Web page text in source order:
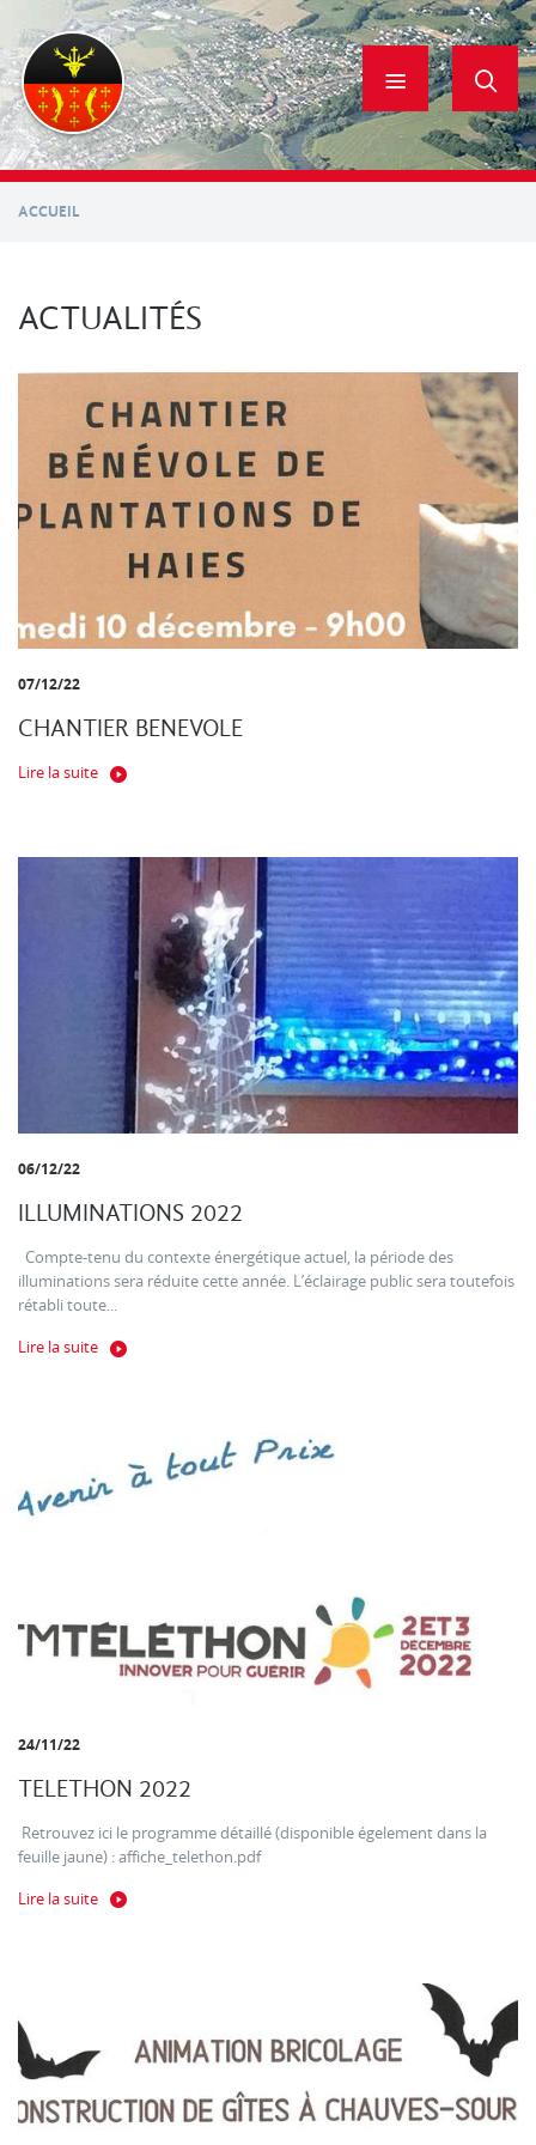
contenu
principal
ACCUEIL
ACTUALITÉS
07/12/22
CHANTIER BENEVOLE
Lire la suite
06/12/22
ILLUMINATIONS 2022
Compte-tenu du contexte énergétique actuel, la période des
illuminations sera réduite cette année. L’éclairage public sera toutefois
rétabli toute...
Lire la suite
24/11/22
TELETHON 2022
Retrouvez ici le programme détaillé (disponible égelement dans la
feuille jaune) : affiche_telethon.pdf
Lire la suite